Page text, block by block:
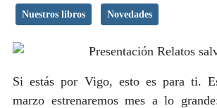
Nuestros libros Novedades
Si estás por Vigo, esto es para ti.
marzo estrenaremos mes a lo